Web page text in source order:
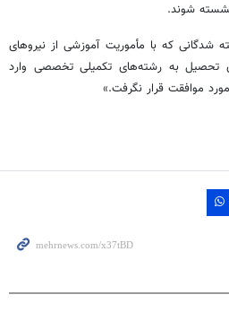
شوند.
شدگانی که با مأموریت آموزشی از نیروهای
تحصیل به رشته‌های تکمیلی تخصصی وارد
موافقت قرار نگرفت.»